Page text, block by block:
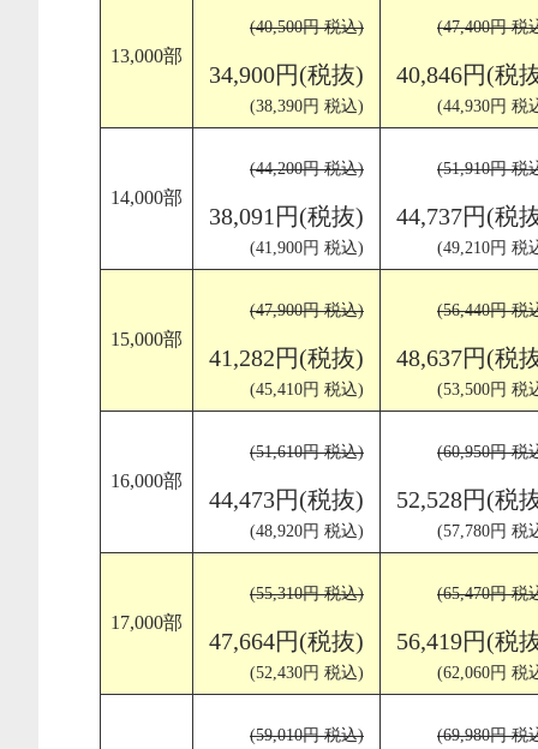
13,000部
(40,500円 税込)
34,900円(税抜)
(38,390円 税込)
(47,400円 税
40,846円(税
(44,930円 税
14,000部
(44,200円 税込)
38,091円(税抜)
(41,900円 税込)
(51,910円 税
44,737円(税
(49,210円 税
15,000部
(47,900円 税込)
41,282円(税抜)
(45,410円 税込)
(56,440円 税
48,637円(税
(53,500円 税
16,000部
(51,610円 税込)
44,473円(税抜)
(48,920円 税込)
(60,950円 税
52,528円(税
(57,780円 税
17,000部
(55,310円 税込)
47,664円(税抜)
(52,430円 税込)
(65,470円 税
56,419円(税
(62,060円 税
(59,010円 税込) (69,980円 税